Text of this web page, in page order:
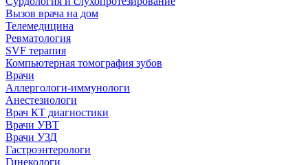
Вызов врача на дом
Телемедицина
Ревматология
SVF терапия
Компьютерная томография зубов
Врачи
Аллергологи-иммунологи
Анестезиологи
Врач КТ диагностики
Врачи УВТ
Врачи УЗД
Гастроэнтерологи
Гинекологи